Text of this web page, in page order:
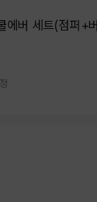
버 세트(점퍼+